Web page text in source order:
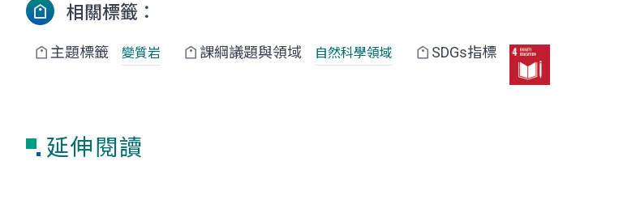
相關標籤：
主題標籤 變質岩 課綱議題與領域 自然科學領域 SDGs指標
延伸閱讀